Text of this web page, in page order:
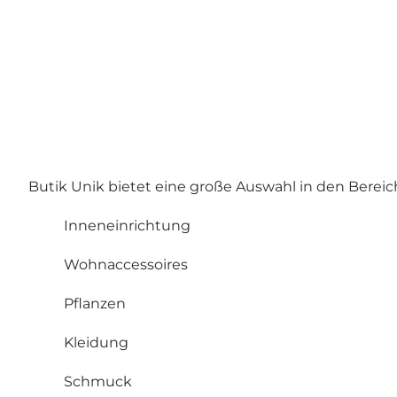
Butik Unik bietet eine große Auswahl in den
Inneneinrichtung
Wohnaccessoires
Pflanzen
Kleidung
Schmuck